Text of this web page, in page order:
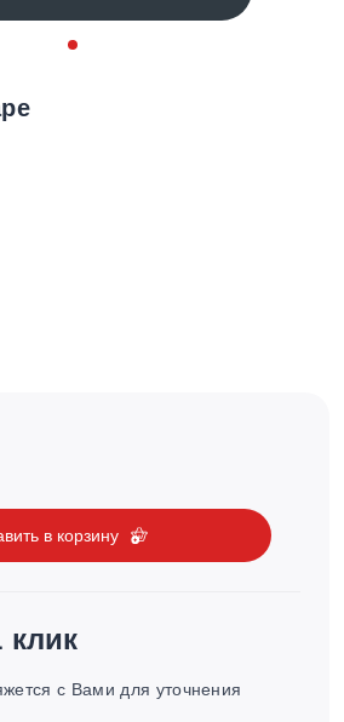
в корзину
клик
с Вами для уточнения